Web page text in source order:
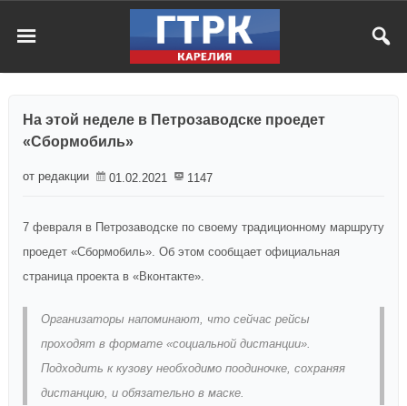
На этой неделе в Петрозаводске проедет
«Сбормобиль»
от редакции 01.02.2021 1147
7 февраля в Петрозаводске по своему традиционному маршруту
проедет «Сбормобиль». Об этом сообщает официальная
страница проекта в «Вконтакте».
Организаторы напоминают, что сейчас рейсы
проходят в формате «социальной дистанции».
Подходить к кузову необходимо поодиночке, сохраняя
дистанцию, и обязательно в маске.